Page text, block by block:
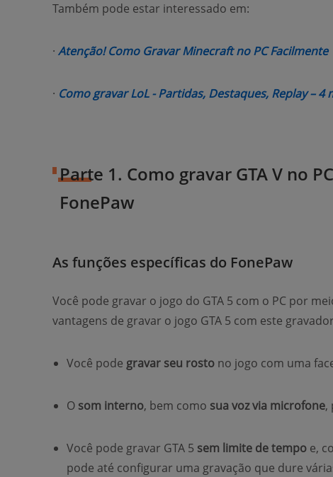
Também pode estar interessado em:
· Atenção! Como Gravar Minecraft no PC Facilmente
· Como gravar LoL - Partidas, Destaques, Replay – 4
Parte 1. Como gravar GTA V no
FonePaw
As funções específicas do FonePaw
Você pode gravar o jogo do GTA 5 com o PC por
vantagens de gravar o jogo GTA 5 com este
Você pode gravar seu rosto no jogo com uma
O som interno, bem como sua voz via microfone,
Você pode gravar GTA 5 sem limite de tempo e,
pode até configurar uma gravação que dure